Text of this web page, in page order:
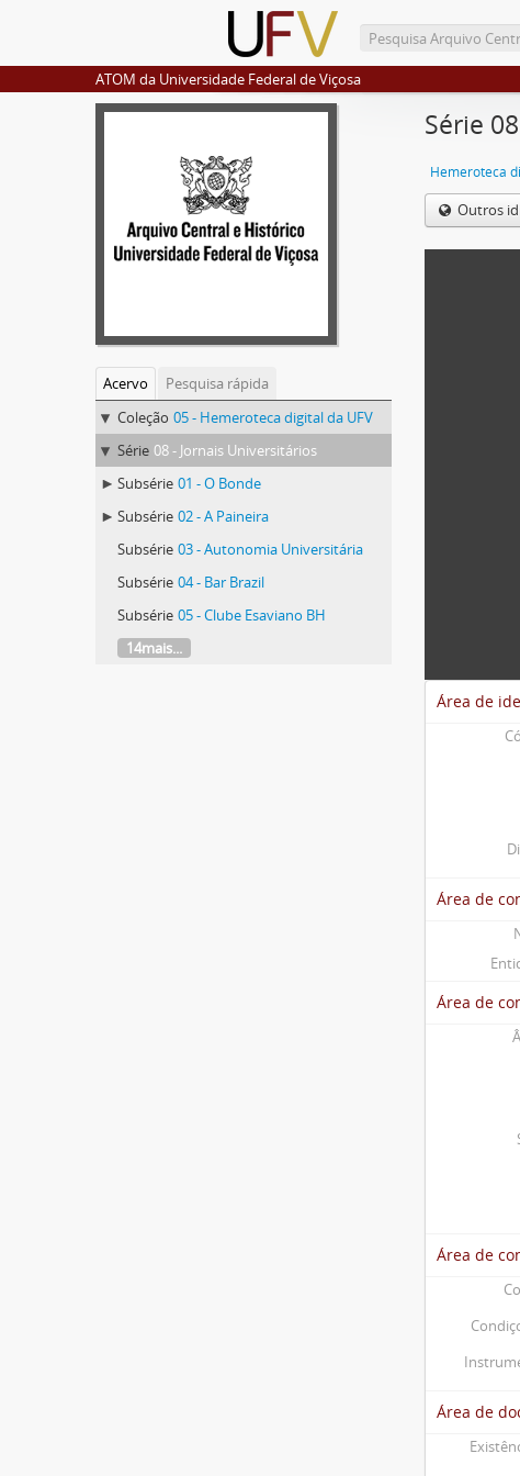
ATOM da Universidade Federal de Viçosa
Acervo
Pesquisa rápida
Coleção 05 - Hemeroteca digital da UFV
Série 08 - Jornais Universitários
Subsérie 01 - O Bonde
Subsérie 02 - A Paineira
Subsérie 03 - Autonomia Universitária
Subsérie 04 - Bar Brazil
Subsérie 05 - Clube Esaviano BH
14mais...
Série
Hemeroteca
Outros
Área de
Área de
Área de
Área de
Área de